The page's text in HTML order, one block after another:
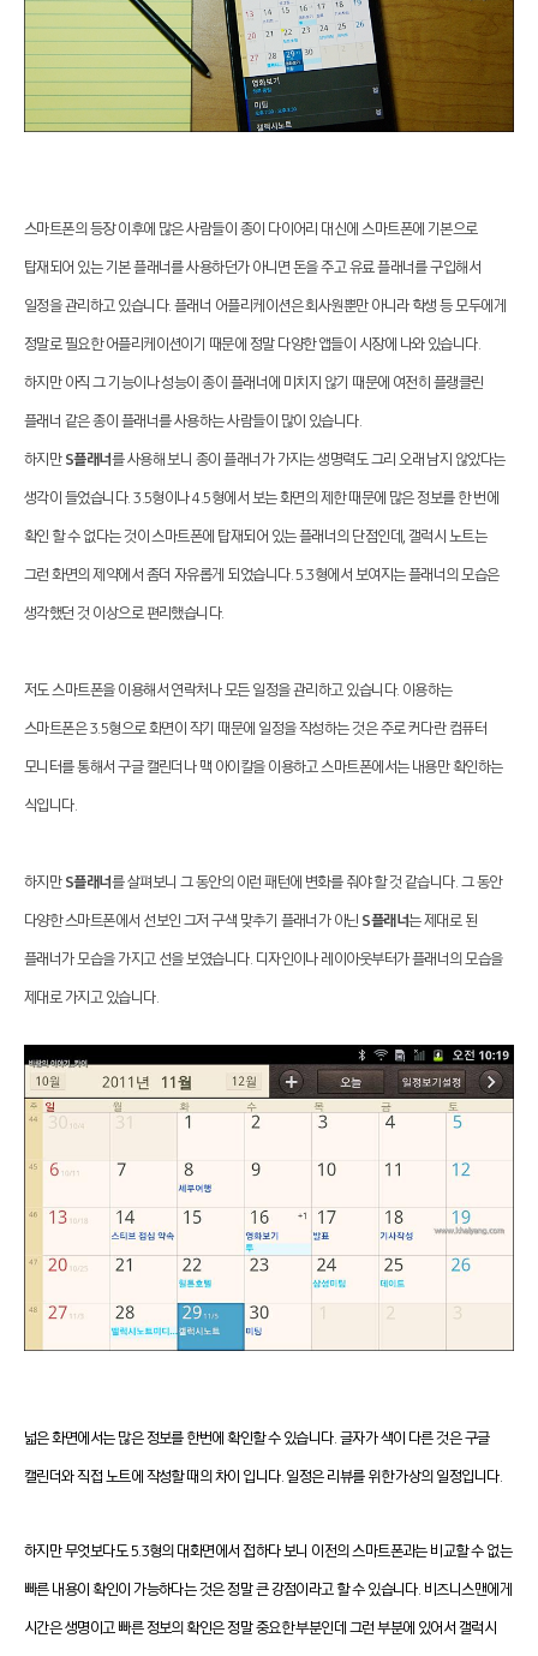
스마트폰의 등장 이후에 많은 사람들이 종이 다이어리 대신에 스마트폰에 기본으로
탑재되어 있는 기본 플래너를 사용하던가 아니면 돈을 주고 유료 플래너를 구입해서
일정을 관리하고 있습니다. 플래너 어플리케이션은 회사원뿐만 아니라 학생 등 모두에게
정말로 필요한 어플리케이션이기 때문에 정말 다양한 앱들이 시장에 나와 있습니다.
하지만 아직 그 기능이나 성능이 종이 플래너에 미치지 않기 때문에 여전히 플랭클린
플래너 같은 종이 플래너를 사용하는 사람들이 많이 있습니다.
하지만S플래너를 사용해 보니 종이 플래너가 가지는 생명력도 그리 오래 남지 않았다는
생각이 들었습니다. 3.5형이나 4.5형에서 보는 화면의 제한 때문에 많은 정보를 한 번에
확인 할 수 없다는 것이 스마트폰에 탑재되어 있는 플래너의 단점인데, 갤럭시 노트는
그런 화면의 제약에서 좀더 자유롭게 되었습니다. 5.3형에서 보여지는 플래너의 모습은
생각했던 것 이상으로 편리했습니다.
저도 스마트폰을 이용해서 연락처나 모든 일정을 관리하고 있습니다. 이용하는
스마트폰은 3.5형으로 화면이 작기 때문에 일정을 작성하는 것은 주로 커다란 컴퓨터
모니터를 통해서 구글 캘린더나 맥 아이칼을 이용하고 스마트폰에서는 내용만 확인하는
식입니다.
하지만S플래너를 살펴보니 그 동안의 이런 패턴에 변화를 줘야 할 것 같습니다. 그 동안
다양한 스마트폰에서 선보인 그저 구색 맞추기 플래너가 아닌 S플래너는 제대로 된
플래너가 모습을 가지고 선을 보였습니다. 디자인이나 레이아웃부터가 플래너의 모습을
제대로 가지고 있습니다.
넓은 화면에서는 많은 정보를 한번에 확인할 수 있습니다. 글자가 색이 다른 것은 구글
캘린더와 직접 노트에 작성할 때의 차이 입니다. 일정은 리뷰를 위한 가상의 일정입니다.
하지만 무엇보다도 5.3형의 대화면에서 접하다 보니 이전의 스마트폰과는 비교할 수 없는
빠른 내용이 확인이 가능하다는 것은 정말 큰 강점이라고 할 수 있습니다. 비즈니스맨에게
시간은 생명이고 빠른 정보의 확인은 정말 중요한 부분인데 그런 부분에 있어서 갤럭시